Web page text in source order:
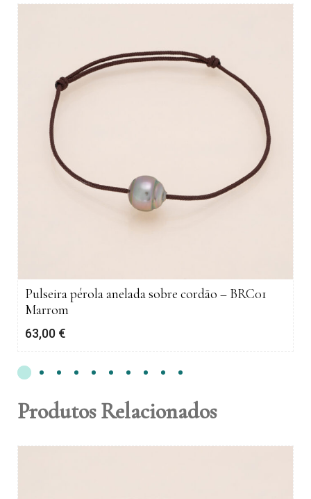
Pulseira pérola anelada sobre cordão – BRC01
Marrom
63,00 €
Produtos Relacionados